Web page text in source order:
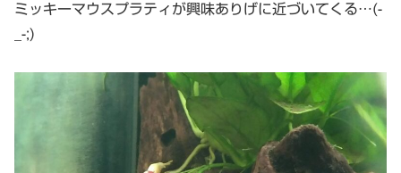
ミッキーマウスプラティが興味ありげに近づいてくる…(-
_-;)